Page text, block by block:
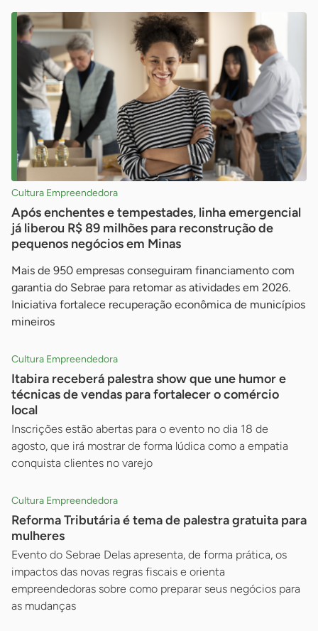
Cultura Empreendedora
Após enchentes e tempestades, linha emergencial
já liberou R$ 89 milhões para reconstrução de
pequenos negócios em Minas
Mais de 950 empresas conseguiram financiamento com
garantia do Sebrae para retomar as atividades em 2026.
Iniciativa fortalece recuperação econômica de municípios
mineiros
Cultura Empreendedora
Itabira receberá palestra show que une humor e
técnicas de vendas para fortalecer o comércio
local
Inscrições estão abertas para o evento no dia 18 de
agosto, que irá mostrar de forma lúdica como a empatia
conquista clientes no varejo
Cultura Empreendedora
Reforma Tributária é tema de palestra gratuita para
mulheres
Evento do Sebrae Delas apresenta, de forma prática, os
impactos das novas regras fiscais e orienta
empreendedoras sobre como preparar seus negócios para
as mudanças